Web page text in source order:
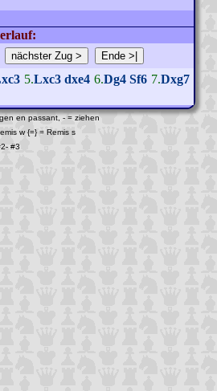
5.Lxc3 dxe4 6.Dg4 Sf6 7.Dxg7
en passant, - = ziehen
w {=} = Remis s
-#3